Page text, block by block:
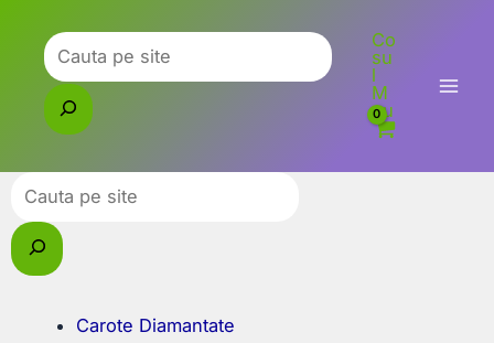
content
Caută
Co
su
l
M
eu
Caută
Carote Diamantate